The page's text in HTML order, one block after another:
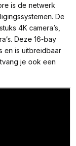
is de netwerk
De
4K camera’s,
Deze 16-bay
en is uitbreidbaar
je ook een